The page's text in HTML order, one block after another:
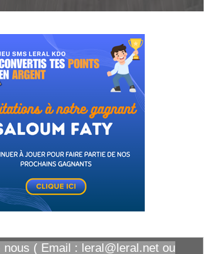
nous ( Email : leral@leral.net ou